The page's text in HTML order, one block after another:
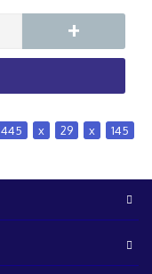
+
445 x 29 x
145